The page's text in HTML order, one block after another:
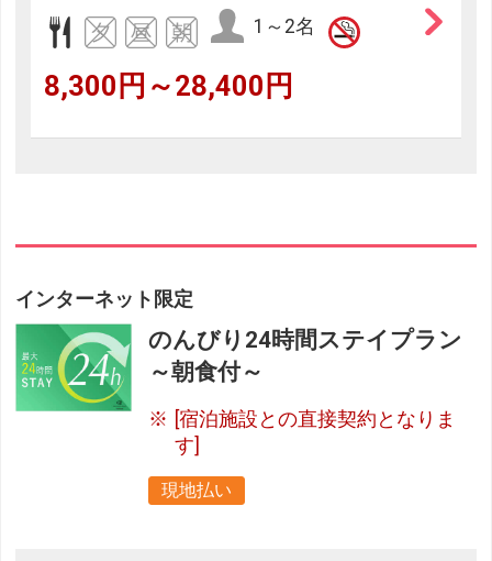
1～2名
8,300円～28,400円
インターネット限定
のんびり24時間ステイプラン
～朝食付～
[宿泊施設との直接契約となりま
す]
現地払い